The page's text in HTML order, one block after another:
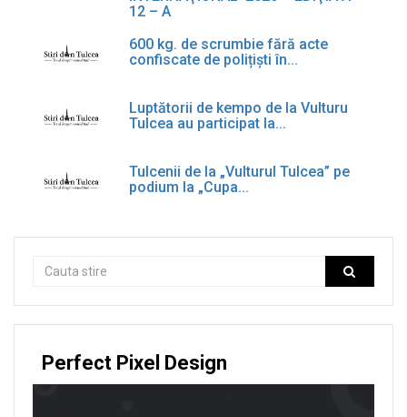
12 – A
600 kg. de scrumbie fără acte
confiscate de polițiști în...
Luptătorii de kempo de la Vulturu
Tulcea au participat la...
Tulcenii de la „Vulturul Tulcea” pe
podium la „Cupa...
Perfect Pixel Design